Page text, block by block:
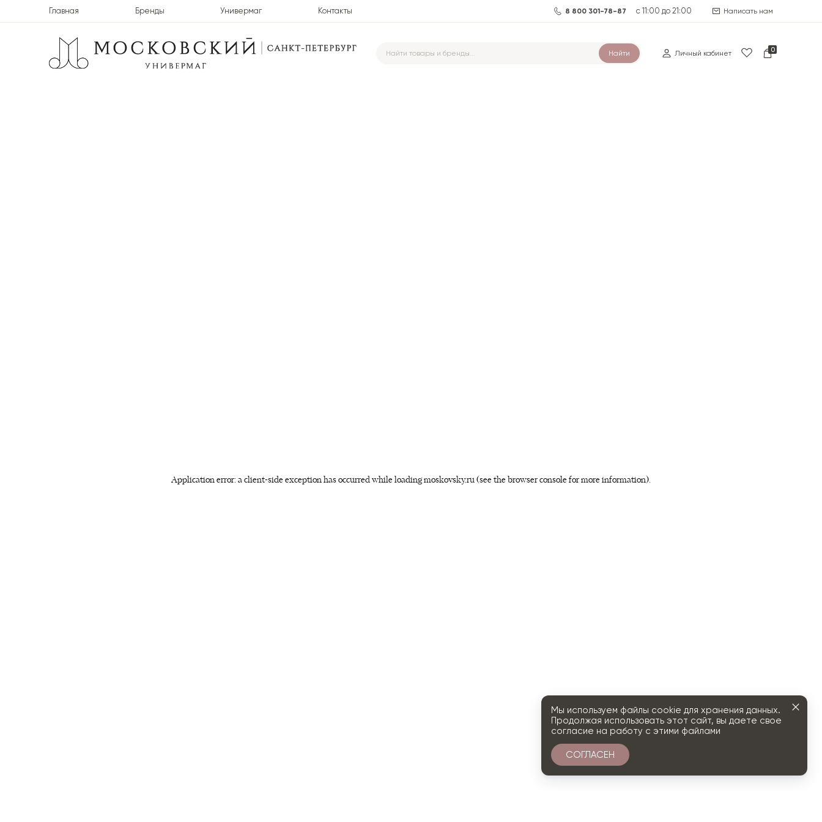
Главная Бренды Универмаг Контакты 8 800 301-78-87 с 11:00 до 21:00 Написать нам
Найти Личный кабинет 0
Application error: a client-side exception has occurred while loadingmoskovsky.ru (see the browser console for more information).
Мы используем файлы cookie для хранения данных.
Продолжая использовать этот сайт, вы даете свое
согласие на работу с этими файлами
СОГЛАСЕН